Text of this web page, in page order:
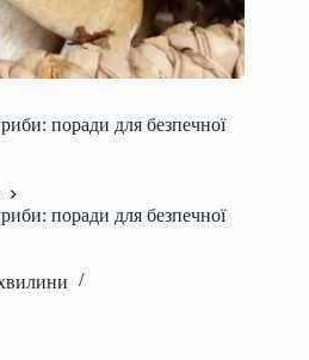
поради для безпечної
поради для безпечної